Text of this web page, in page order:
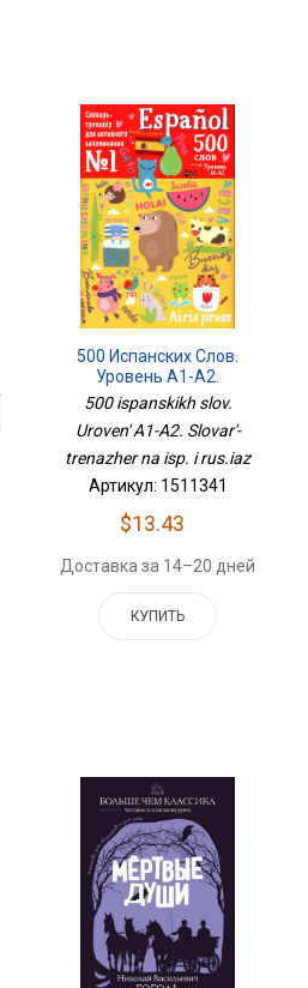
500 Испанских Слов.
Уровень А1-А2.
Словарь-Тренажер На
Исп. И Рус.яз
500 ispanskikh slov.
Uroven' A1-A2. Slovar'-
trenazher na isp. i rus.iaz
Артикул: 1511341
$13.43
Доставка за 14–20 дней
КУПИТЬ